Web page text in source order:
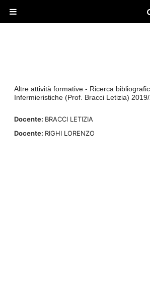
Altre attività formative - Ricerca
Infermieristiche (Prof. Bracci Letizia)
Docente: BRACCI LETIZIA
Docente: RIGHI LORENZO